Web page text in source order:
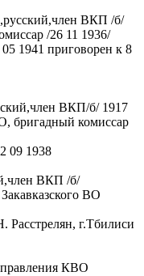
ВКП /б/
/26 11 1936/
1941 приговорен к 8
ВКП/б/ 1917
бригадный комиссар
09 1938
ВКП /б/
ВО
г.Тбилиси
КВО